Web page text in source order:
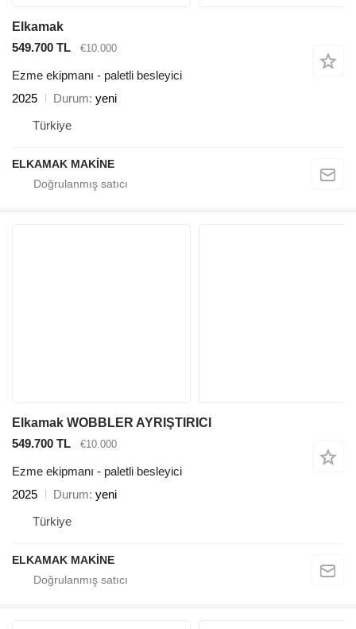
Elkamak
549.700 TL
€10.000
Ezme ekipmanı - paletli besleyici
2025
Durum yeni
Türkiye
ELKAMAK MAKİNE
Elkamak WOBBLER AYRIŞTIRICI
549.700 TL
€10.000
Ezme ekipmanı - paletli besleyici
2025
Durum yeni
Türkiye
ELKAMAK MAKİNE